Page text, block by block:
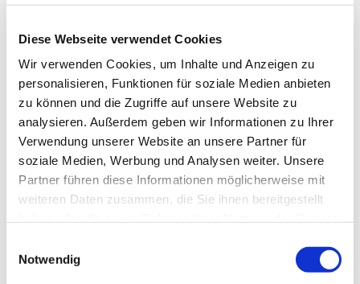
Diese Webseite verwendet Cookies
Wir verwenden Cookies, um Inhalte und Anzeigen zu
personalisieren, Funktionen für soziale Medien anbieten
zu können und die Zugriffe auf unsere Website zu
analysieren. Außerdem geben wir Informationen zu Ihrer
Verwendung unserer Website an unsere Partner für
soziale Medien, Werbung und Analysen weiter. Unsere
Partner führen diese Informationen möglicherweise mit
weiteren Daten zusammen, die Sie ihnen bereitgestellt
Notwendig
Euler aus Hofgeismar mit 11 Registern und elektr.
Übertragung
Glocken
: 3 Bronzeglocken aus 1964 ( Tonarten a' / d"
/ e")
Sitzplätze : ca. 150 Plätze
tagsüber geöffnet: mittwochs von 15-18 Uhr